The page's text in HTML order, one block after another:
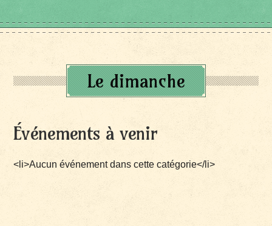
Le dimanche
Événements à venir
<li>Aucun événement dans cette catégorie</li>